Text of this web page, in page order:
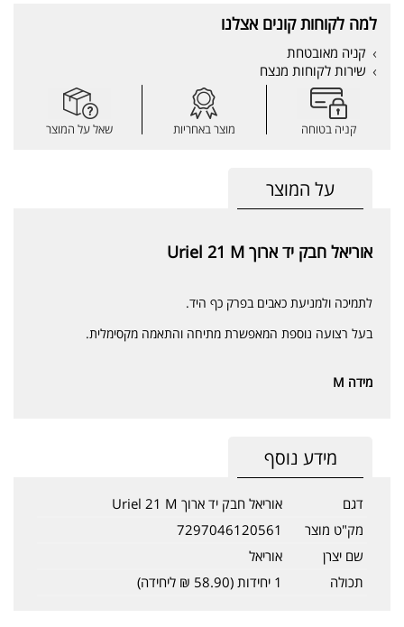
למה לקוחות קונים אצלנו
קניה מאובטחת
שירות לקוחות מנצח
קניה בטוחה מוצר באחריות שאל על המוצר
על המוצר
אוריאל חבק יד ארוך Uriel 21 M
לתמיכה ולמניעת כאבים בפרק כף היד.
בעל רצועה נוספת המאפשרת מתיחה והתאמה מקסימלית.
מידה M
מידע נוסף
דגם
אוריאל חבק יד ארוך Uriel 21 M
מק"ט מוצר
7297046120561
שם יצרן
אוריאל
תכולה
1 יחידות (58.90 ₪ ליחידה)